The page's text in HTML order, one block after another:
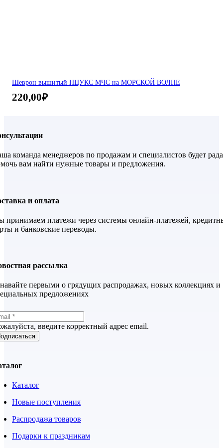
Шеврон вышитый НЦУКС МЧС на МОРСКОЙ ВОЛНЕ
220,00₽
команда менеджеров по продажам и специалистов будет рада
вам найти нужные товары и предложения.
и оплата
принимаем платежи через системы онлайн-платежей,
и банковские переводы.
рассылка
первыми о грядущих распродажах, новых коллекциях и
предложениях
введите корректный адрес email.
Каталог
Новые поступления
Распродажа товаров
Подарки к праздникам